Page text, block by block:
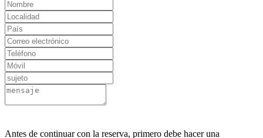
Antes de continuar con la reserva, primero debe hacer una